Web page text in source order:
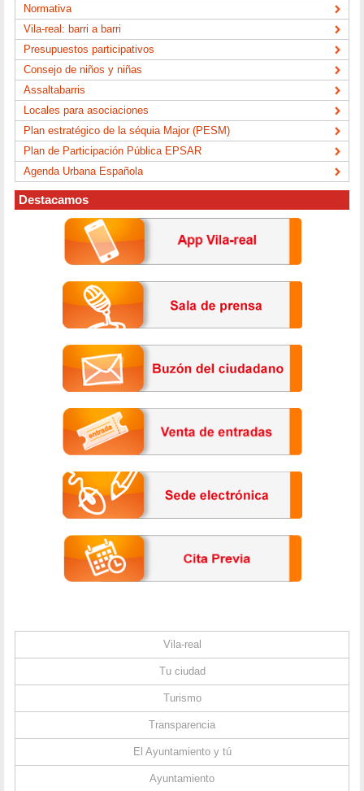
Normativa
Vila-real: barri a barri
Presupuestos participativos
Consejo de niños y niñas
Assaltabarris
Locales para asociaciones
Plan estratégico de la séquia Major (PESM)
Plan de Participación Pública EPSAR
Agenda Urbana Española
Destacamos
Vila-real
Tu ciudad
Turismo
Transparencia
El Ayuntamiento y tú
Ayuntamiento